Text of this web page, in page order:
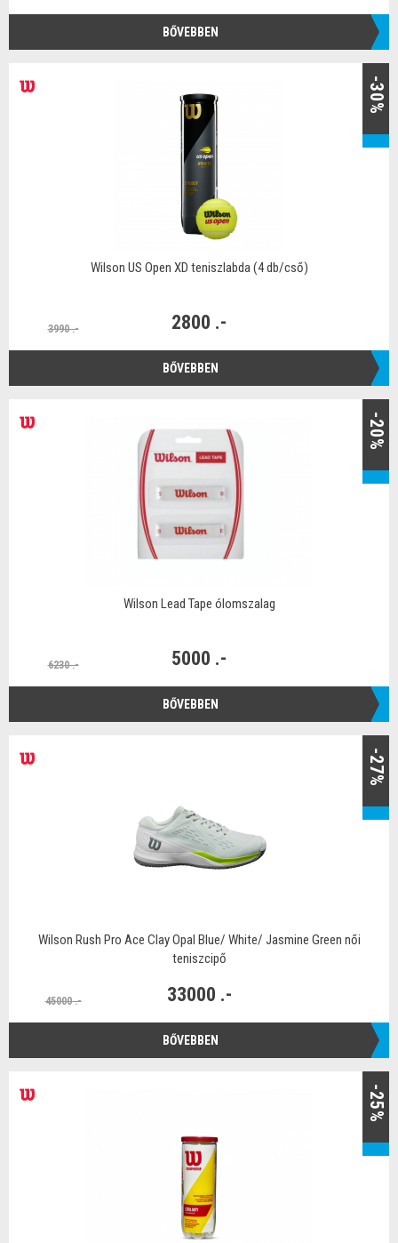
BŐVEBBEN
-30%
Wilson US Open XD teniszlabda (4 db/cső)
3990 .- 2800 .-
BŐVEBBEN
-20%
Wilson Lead Tape ólomszalag
6230 .- 5000 .-
BŐVEBBEN
-27%
Wilson Rush Pro Ace Clay Opal Blue/ White/ Jasmine Green női
teniszcipő
45000 .- 33000 .-
BŐVEBBEN
-25%